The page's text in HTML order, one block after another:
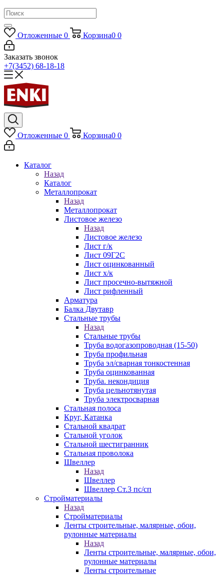
Отложенные 0 Корзина0 0
Заказать звонок
+7(3452) 68-18-18
Отложенные 0 Корзина0 0
Каталог
Назад
Каталог
Металлопрокат
Назад
Металлопрокат
Листовое железо
Назад
Листовое железо
Лист г/к
Лист 09Г2С
Лист оцинкованный
Лист х/к
Лист просечно-вытяжной
Лист рифленный
Арматура
Балка Двутавр
Стальные трубы
Назад
Стальные трубы
Труба водогазопроводная (15-50)
Труба профильная
Труба эл/сварная тонкостенная
Труба оцинкованная
Труба. некондиция
Труба цельнотянутая
Труба электросварная
Стальная полоса
Круг, Катанка
Стальной квадрат
Стальной уголок
Стальной шестигранник
Стальная проволока
Швеллер
Назад
Швеллер
Швеллер Ст.3 пс/сп
Стройматериалы
Назад
Стройматериалы
Ленты строительные, малярные, обои,
рулонные материалы
Назад
Ленты строительные, малярные, обои,
рулонные материалы
Ленты строительные